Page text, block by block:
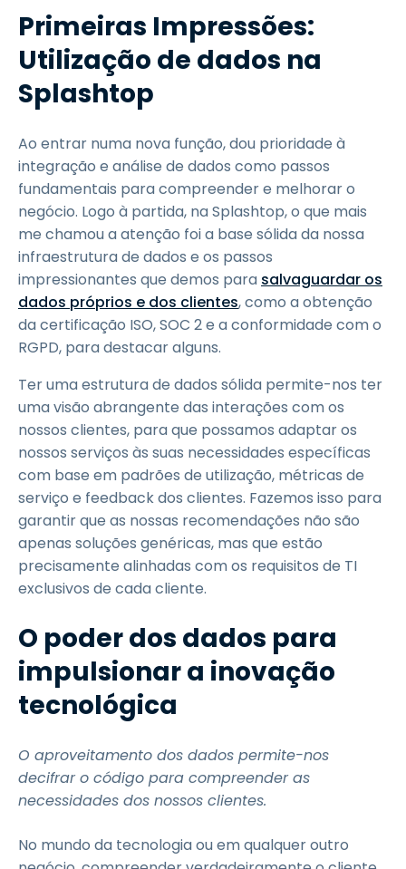
Primeiras Impressões:
Utilização de dados na
Splashtop
Ao entrar numa nova função, dou prioridade à
integração e análise de dados como passos
fundamentais para compreender e melhorar o
negócio. Logo à partida, na Splashtop, o que mais
me chamou a atenção foi a base sólida da nossa
infraestrutura de dados e os passos
impressionantes que demos para salvaguardar os
dados próprios e dos clientes, como a obtenção
da certificação ISO, SOC 2 e a conformidade com o
RGPD, para destacar alguns.
Ter uma estrutura de dados sólida permite-nos ter
uma visão abrangente das interações com os
nossos clientes, para que possamos adaptar os
nossos serviços às suas necessidades específicas
com base em padrões de utilização, métricas de
serviço e feedback dos clientes. Fazemos isso para
garantir que as nossas recomendações não são
apenas soluções genéricas, mas que estão
precisamente alinhadas com os requisitos de TI
exclusivos de cada cliente.
O poder dos dados para
impulsionar a inovação
tecnológica
O aproveitamento dos dados permite-nos
decifrar o código para compreender as
necessidades dos nossos clientes.
No mundo da tecnologia ou em qualquer outro